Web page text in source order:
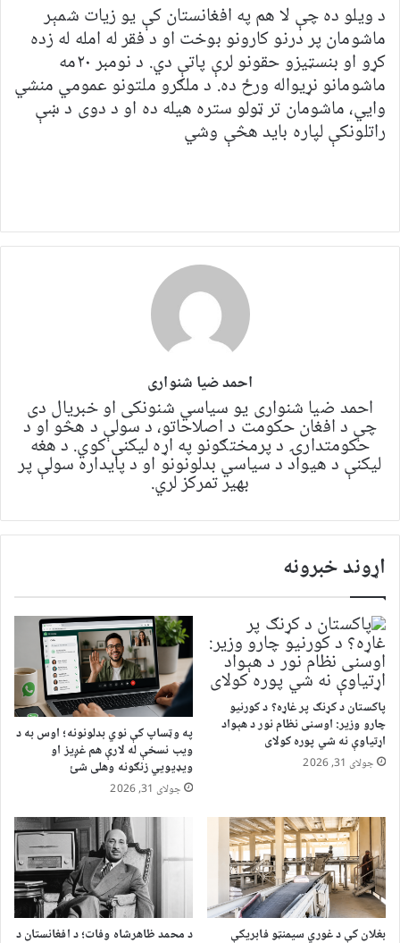
د ویلو ده چې لا هم په افغانستان کې یو زیات شمېر
ماشومان پر درنو کارونو بوخت او د فقر له امله له زده
کړو او بنسټیزو حقونو لرې پاتې دي. د نومبر ۲۰مه
ماشومانو نړیواله ورځ ده. د ملګرو ملتونو عمومي منشي
وايي، ماشومان تر ټولو ستره هیله ده او د دوی د ښې
راتلونکې لپاره باید هڅې وشي
احمد ضیا شنواری
احمد ضیا شنواری یو سياسي شنونکی او خبریال دی
چې د افغان حکومت د اصلاحاتو، د سولې د هڅو او د
حکومتدارۍ د پرمختګونو په اړه لیکنې کوي. د هغه
لیکنې د هیواد د سیاسي بدلونونو او د پایداره سولې پر
بهیر تمرکز لري.
اړوند خبرونه
پاکستان د کړنګ پر غاړه؟ د کورنیو
چارو وزیر: اوسنی نظام نور د هېواد
اړتیاوې نه شي پوره کولای
جولای 31, 2026
په وټساپ کې نوي بدلونونه؛ اوس به د
ویب نسخې له لارې هم غږیز او
ویډیويي زنګونه وهلی شئ
جولای 31, 2026
بغلان کې د غوري سیمنټو فابریکې د محمد ظاهرشاه وفات؛ د افغانستان د